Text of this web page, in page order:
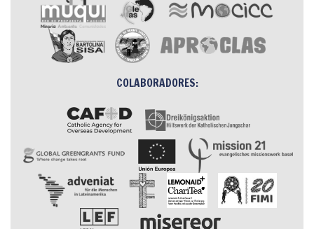
COLABORADORES: